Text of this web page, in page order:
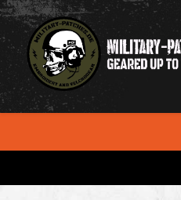
Zur Suche springen